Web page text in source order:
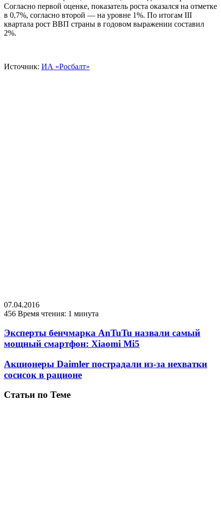
Согласно первой оценке, показатель роста оказался на отметке
в 0,7%, согласно второй — на уровне 1%. По итогам III
квартала рост ВВП страны в годовом выражении составил
2%.
Источник: ИА «Росбалт»
07.04.2016
456 Время чтения: 1 минута
Эксперты бенчмарка AnTuTu назвали самый
мощный смартфон: Xiaomi Mi5
Акционеры Daimler пострадали из-за нехватки
сосисок в рационе
Статьи по Теме